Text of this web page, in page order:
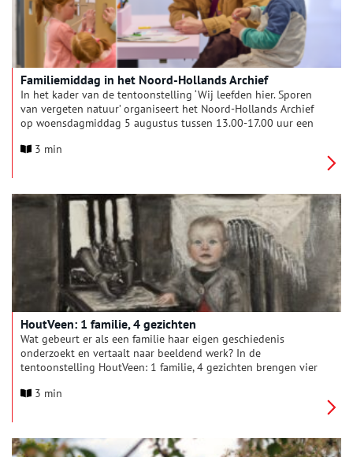
Familiemiddag in het Noord-Hollands Archief
In het kader van de tentoonstelling ‘Wij leefden hier. Sporen
van vergeten natuur’ organiseert het Noord-Hollands Archief
op woensdagmiddag 5 augustus tussen 13.00-17.00 uur een
voor het hele gezin!
3 min
HoutVeen: 1 familie, 4 gezichten
Wat gebeurt er als een familie haar eigen geschiedenis
onderzoekt en vertaalt naar beeldend werk? In de
tentoonstelling HoutVeen: 1 familie, 4 gezichten brengen vier
en Marja van Hout en haar zoons Erik en Floris van der Veen
heden.
3 min